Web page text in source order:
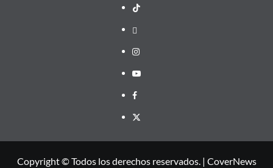
TikTok
threads
Instagram
Youtube
Facebook
X
Copyright © Todos los derechos reservados. | CoverNews